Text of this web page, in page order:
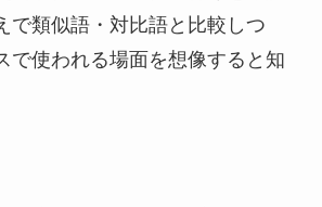
で類似語・対比語と比較しつ
で使われる場面を想像すると知